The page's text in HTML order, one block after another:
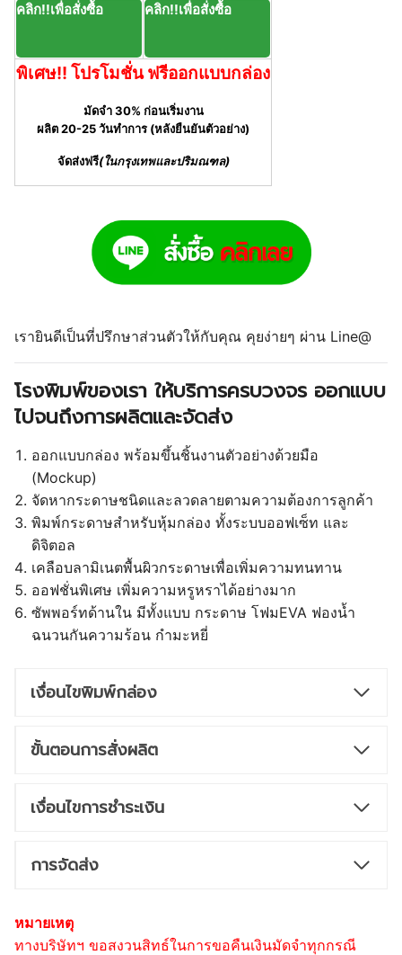
คลิก!!เพื่อสั่งซื้อ คลิก!!เพื่อสั่งซื้อ
พิเศษ!! โปรโมชั่น ฟรีออกแบบกล่อง
มัดจำ 30% ก่อนเริ่มงาน
ผลิต 20-25 วันทำการ (หลังยืนยันตัวอย่าง)
จัดส่งฟรี(ในกรุงเทพและปริมณฑล)
เรายินดีเป็นที่ปรึกษาส่วนตัวให้กับคุณ คุยง่ายๆ ผ่าน Line@
โรงพิมพ์ของเรา ให้บริการครบวงจร ออกแบบ
ไปจนถึงการผลิตและจัดส่ง
ออกแบบกล่อง พร้อมขึ้นชิ้นงานตัวอย่างด้วยมือ
(Mockup)
จัดหากระดาษชนิดและลวดลายตามความต้องการลูกค้า
พิมพ์กระดาษสำหรับหุ้มกล่อง ทั้งระบบออฟเซ็ท และ
ดิจิตอล
เคลือบลามิเนตพื้นผิวกระดาษเพื่อเพิ่มความทนทาน
ออฟชั่นพิเศษ เพิ่มความหรูหราได้อย่างมาก
ซัพพอร์ทด้านใน มีทั้งแบบ กระดาษ โฟมEVA ฟองน้ำ
ฉนวนกันความร้อน กำมะหยี่
เงื่อนไขพิมพ์กล่อง
ขั้นตอนการสั่งผลิต
เงื่อนไขการชำระเงิน
การจัดส่ง
หมายเหตุ
ทางบริษัทฯ ขอสงวนสิทธ์ในการขอคืนเงินมัดจำทุกกรณี